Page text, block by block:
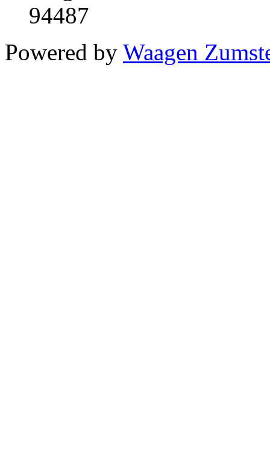
94487
Powered by Waagen